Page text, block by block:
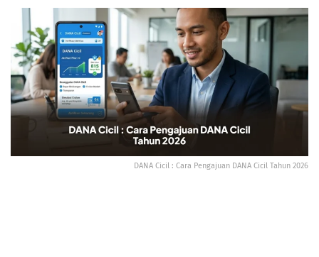
DANA Cicil : Cara Pengajuan DANA Cicil Tahun 2026